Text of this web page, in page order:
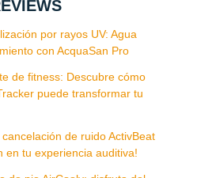
por rayos UV: Agua
con AcquaSan Pro
de fitness: Descubre cómo
puede transformar tu
de ruido ActivBeat
en tu experiencia auditiva!